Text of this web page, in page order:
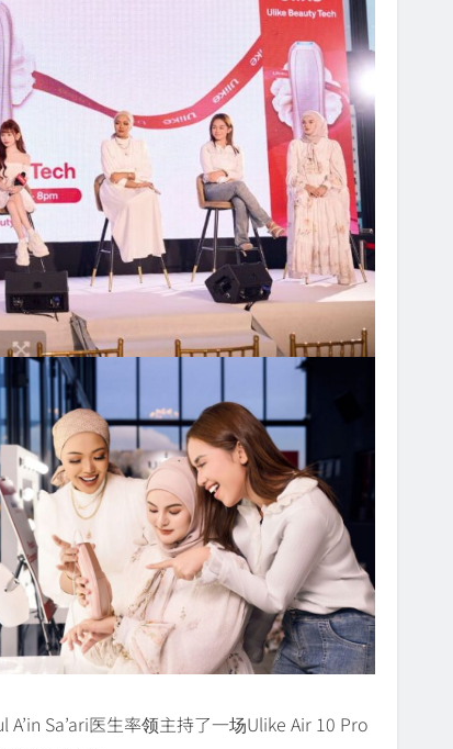
Sa’ari医生率领主持了一场Ulike Air 10 Pro